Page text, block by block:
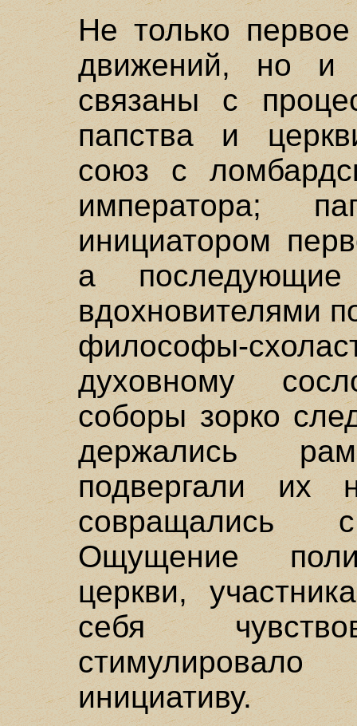
Не только
движений, но и
связаны с
папства и
союз с
императора;
инициатором
а
вдохновителями
философы-
духовному
соборы зорко
держались
подвергали их
совращались
Ощущение
церкви,
себя
инициативу.